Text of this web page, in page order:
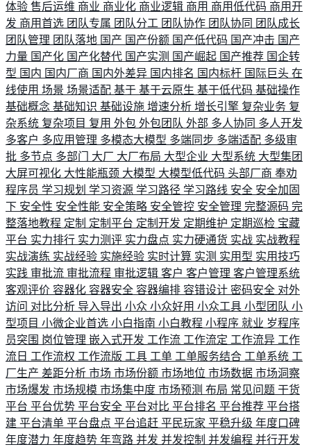
体验 售后运维 商业 商业化 商业逻辑 商用 商用低代码 商用开
发 商用首选 团队专属 团队分工 团队协作 团队协同 团队成长
团队管理 团队落地 国产 国产份额 国产低代码 国产冲击 国产
力量 国产化 国产化替代 国产实测 国产崛起 国产推荐 国企转
型 国内 国内厂商 国内外差异 国内排名 国内标杆 国际巨头 在
线使用 场景 场景适配 基于 基于云原生 基于低代码 基础操作
基础概念 基础知识 基础设施 增速分析 增长引擎 复杂业务 复
杂系统 复杂项目 复用 外包 外包团队 外部 多人协同 多人开发
多客户 多应用管理 多模态大模型 多端同步 多端适配 多级审
批 多节点 多部门 大厂 大厂布局 大型企业 大型系统 大型集团
大屏可视化 大性能瓶颈 大模型 大模型低代码 头部厂商 奉劝
程序员 学习规划 学习资源 学习路径 学习路线 安全 安全加固
下 安全性 安全性能 安全策略 安全管控 安全管理 完整源码 完
整落地教程 定制 定制平台 定制开发 定期维护 定期巡检 宝藏
平台 实力排行 实力测评 实力盘点 实力硬通货 实战 实战教程
实战演练 实战经验 实施经验 实时计算 实测 实用型 实用技巧
实践 审批流 审批流程 审批逻辑 客户 客户管理 客户管理系统
客观评价 容器化 容器安全 容器编排 容错设计 密码安全 对外
访问 对比分析 导入导出 小众 小众好用 小众工具 小型团队 小
型项目 小微企业首选 小白指南 小白教程 小程序 就业 岁程序
员突围 岗位管理 嵌入式开发 工作流 工作流定 工作流异 工作
流日 工作流权 工作流版 工具 工单 工单服务结合 工单系统 工
厂生产 差距分析 市场 市场份额 市场地位 市场数据 市场洞察
市场爆发 市场规模 市场集中度 市场预测 布局 常见问题 干货
平台 平台优势 平台安全 平台对比 平台排名 平台推荐 平台搭
建 平台清单 平台盘点 平台追赶 平民玩家 平稳升级 年度口碑
年度潜力 年度趋势 年弯路 并发 并发控制 并发编程 并行开发